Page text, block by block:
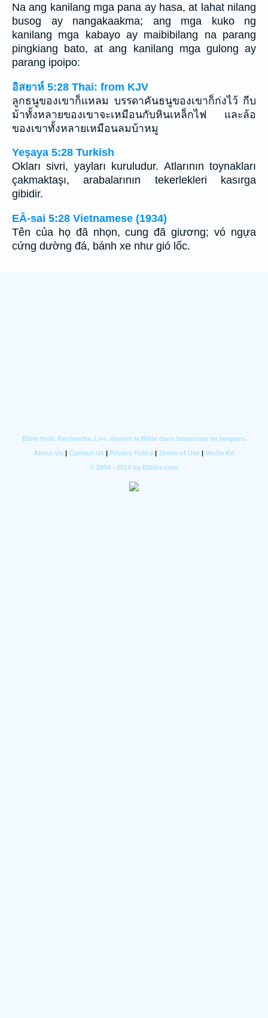
Na ang kanilang mga pana ay hasa, at lahat nilang
busog ay nangakaakma; ang mga kuko ng
kanilang mga kabayo ay maibibilang na parang
pingkiang bato, at ang kanilang mga gulong ay
parang ipoipo:
อิสยาห์ 5:28 Thai: from KJV
ลูกธนูของเขาก็แหลม บรรดาคันธนูของเขาก็ก่งไว้ กีบ
ม้าทั้งหลายของเขาจะเหมือนกับหินเหล็กไฟ และล้อ
ของเขาทั้งหลายเหมือนลมบ้าหมู
Yeşaya 5:28 Turkish
Okları sivri, yayları kuruludur. Atlarının toynakları
çakmaktaşı, arabalarının tekerlekleri kasırga
gibidir.
EÂ-sai 5:28 Vietnamese (1934)
Tên của họ đã nhọn, cung đã giương; vó ngựa
cứng dường đá, bánh xe như gió lốc.